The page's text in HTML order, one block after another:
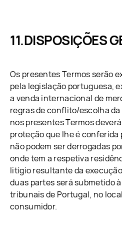
DISPOSIÇÕES
Os presentes Termos serão
pela legislação portuguesa,
a venda internacional de
regras de conflito/escolha
nos presentes Termos
proteção que lhe é conferida
não podem ser derrogadas
onde tem a respetiva
litígio resultante da
duas partes será submetido
tribunais de Portugal, no
consumidor.